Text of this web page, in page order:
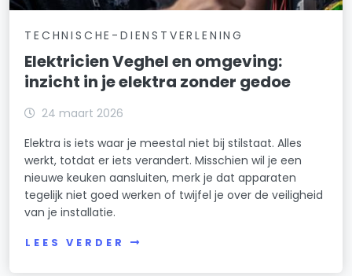
TECHNISCHE-DIENSTVERLENING
Elektricien Veghel en omgeving:
inzicht in je elektra zonder gedoe
24 maart 2026
Elektra is iets waar je meestal niet bij stilstaat. Alles
werkt, totdat er iets verandert. Misschien wil je een
nieuwe keuken aansluiten, merk je dat apparaten
tegelijk niet goed werken of twijfel je over de veiligheid
van je installatie.
LEES VERDER